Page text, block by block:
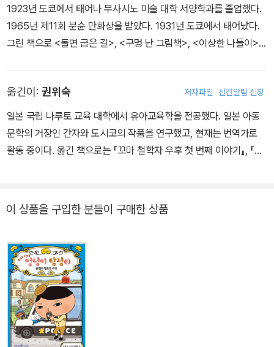
1923년 도쿄에서 태어나 무사시노 미술 대학 서양학과를 졸업했다.
1965년 제11회 분슌 만화상을 받았다. 1931년 도쿄에서 태어났다.
그린 책으로 <돌면 굽은 길>, <구멍 난 그림책>, <이상한 나들이>
옮긴이: 권위숙 저자파일 신간알림 신청
일본 국립 나루토 교육 대학에서 유아교육학을 전공했다. 일본 아동
문학의 거장인 간자와 도시코의 작품을 연구했고, 현재는 번역가로
활동 중이다. 옮긴 책으로는 『꼬마 철학자 우후 첫 번째 이야기』, 『꼬
이 상품을 구입한 분들이 구매한 상품